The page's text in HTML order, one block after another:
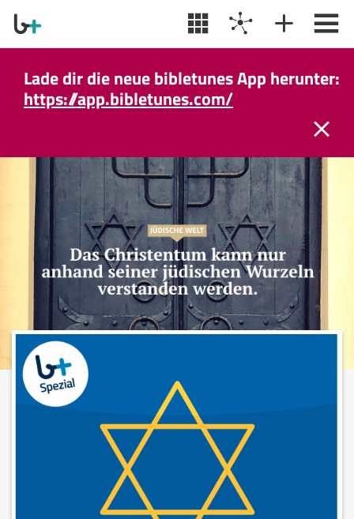
Lade dir die neue bibletunes App herunter:
https://app.bibletunes.com/